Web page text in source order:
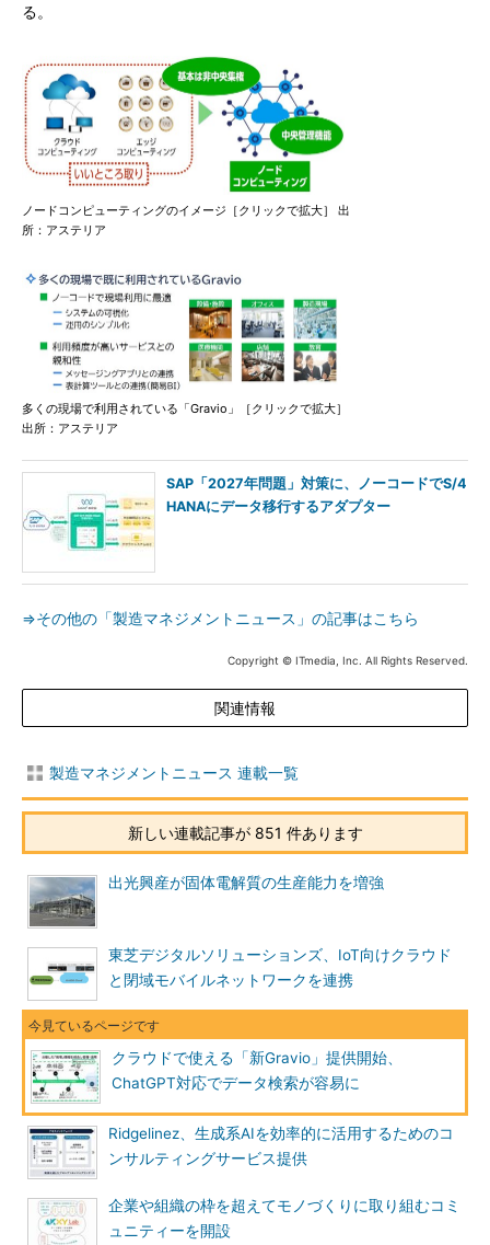
る。
ノードコンピューティングのイメージ［クリックで拡大］ 出
所：アステリア
多くの現場で利用されている「Gravio」［クリックで拡大］
出所：アステリア
SAP「2027年問題」対策に、ノーコードでS/4
HANAにデータ移行するアダプター
⇒その他の「製造マネジメントニュース」の記事はこちら
Copyright © ITmedia, Inc. All Rights Reserved.
関連情報
製造マネジメントニュース 連載一覧
新しい連載記事が 851 件あります
出光興産が固体電解質の生産能力を増強
東芝デジタルソリューションズ、IoT向けクラウド
と閉域モバイルネットワークを連携
クラウドで使える「新Gravio」提供開始、
ChatGPT対応でデータ検索が容易に
Ridgelinez、生成系AIを効率的に活用するためのコ
ンサルティングサービス提供
企業や組織の枠を超えてモノづくりに取り組むコミ
ュニティーを開設